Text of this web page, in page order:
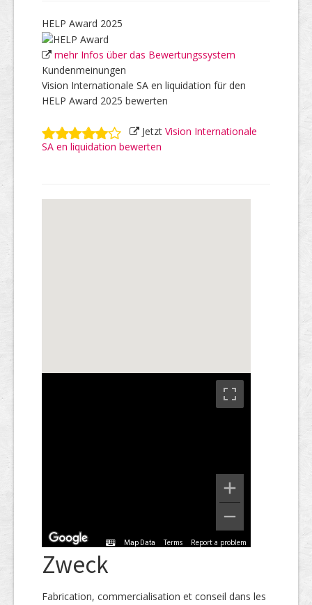
HELP Award 2025
mehr Infos über das Bewertungssystem
Kundenmeinungen
Vision Internationale SA en liquidation für den
HELP Award 2025 bewerten
Jetzt Vision Internationale
SA en liquidation bewerten
Map Data Terms Report a problem
Zweck
Fabrication, commercialisation et conseil dans les